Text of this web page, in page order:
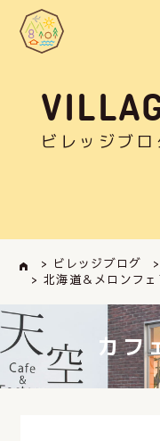
ビレッジブロ
> ビレッジブログ
> 北海道＆メロンフ
カフ